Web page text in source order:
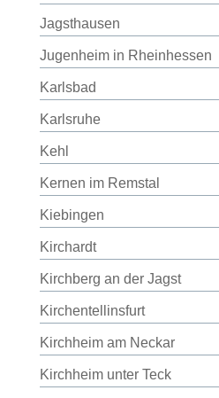
Jagsthausen
Jugenheim in Rheinhessen
Karlsbad
Karlsruhe
Kehl
Kernen im Remstal
Kiebingen
Kirchardt
Kirchberg an der Jagst
Kirchentellinsfurt
Kirchheim am Neckar
Kirchheim unter Teck